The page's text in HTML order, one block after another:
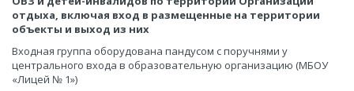
отдыха, включая вход в размещенные на территории
объекты и выход из них
Входная группа оборудована пандусом с поручнями у
центрального входа в образовательную организацию (МБОУ
«Лицей № 1»)